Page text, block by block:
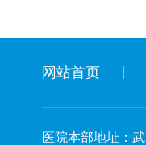
网站首页
医院本部地址：